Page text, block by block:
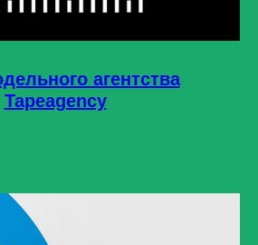
агентства
Tapeagency